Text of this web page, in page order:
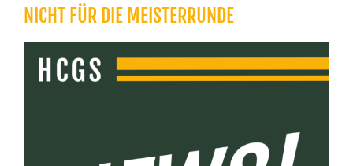
NICHT FÜR DIE MEISTERRUNDE
grösseres